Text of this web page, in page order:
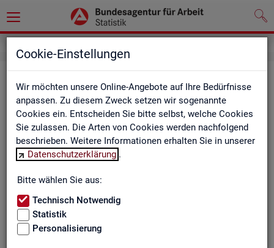
Cookie-Einstellungen
Wir möchten unsere Online-Angebote auf Ihre Bedürfnisse
anpassen. Zu diesem Zweck setzen wir sogenannte
Cookies ein. Entscheiden Sie bitte selbst, welche Cookies
Sie zulassen. Die Arten von Cookies werden nachfolgend
beschrieben. Weitere Informationen erhalten Sie in unserer
Datenschutzerklärung .
Bitte wählen Sie aus:
Technisch Notwendig
Statistik
Personalisierung
Be­ru­fe auf einen Blick
Die Dia­gram­me und Ta­bel­len wer­den jähr­lich ak­tua­li­siert und
ent­hal­ten In­for­ma­tio­nen zu den The­men Be­schäf­ti­gung, Ent­
gelt, Ar­beits­lo­sig­keit, ge­mel­de­te Ar­beits­stel­len und Fach­kräf­
te­be­darf aller Be­ru­fe sowie der MINT- und In­ge­nieur­be­ru­fe dif­
fe­ren­ziert nach dem An­for­de­rungs­ni­veau (z.B. Fach­kräf­te) für
Deutsch­land, Län­der und Agen­tur­be­zir­ke
Bitte wäh­len Sie ein Thema aus